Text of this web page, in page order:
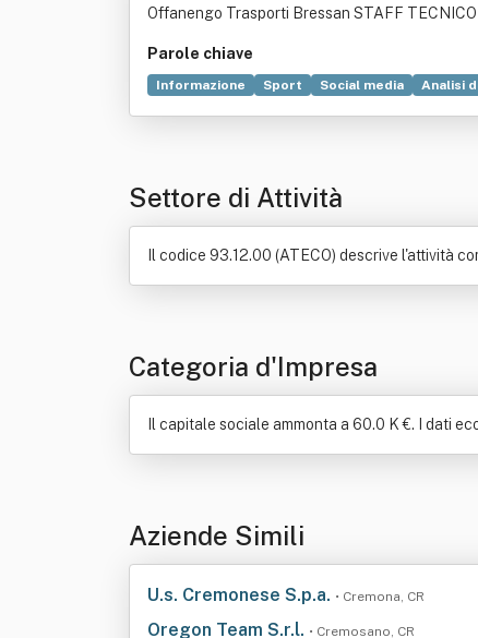
Offanengo Trasporti Bressan STAFF
Parole chiave
Informazione Sport Social media Analisi
Settore di Attività
Il codice 93.12.00 (ATECO) descrive l'attività
Categoria d'Impresa
Il capitale sociale ammonta a 60.0 K €. I dati
Aziende Simili
U.s. Cremonese S.p.a. • Cremona, CR
Oregon Team S.r.l. • Cremosano, CR